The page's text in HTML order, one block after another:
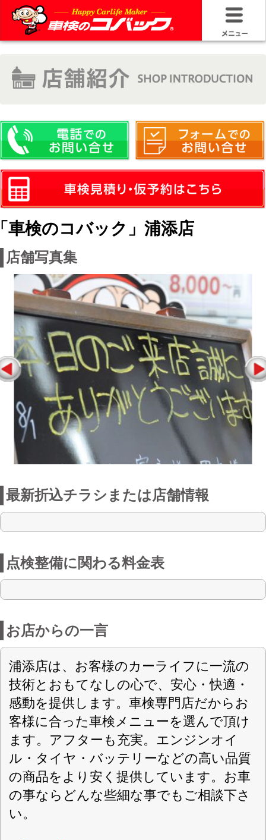
HOME
お問い合わ
車検サービ
安さの構造
20年50万キ
車検のコバック」浦添店
店舗写真集
最新折込チラシまたは店舗情報
点検整備に関わる料金表
お店からの一言
技術とおもてなしの心で、安心・快適・
感動を提供します。車検専門店だからお
客様に合った車検メニューを選んで頂け
の商品をより安く提供しています。お車
の事ならどんな些細な事でもご相談下さ
い。
ら
店舗詳細
車検のコバック 浦添店
〈店舗直通フリーダイヤル 0120-194-589〉
会社名 (株)東日産自動車
〒901-2125 沖縄県浦添市仲西1-7-1
認可 沖特指第337号
電話番号 098-877-4003
FAX番号 098-878-4019
URL https://www.kobac-ut.com/
営業案内 営業時間：10：00～18：00
定休日